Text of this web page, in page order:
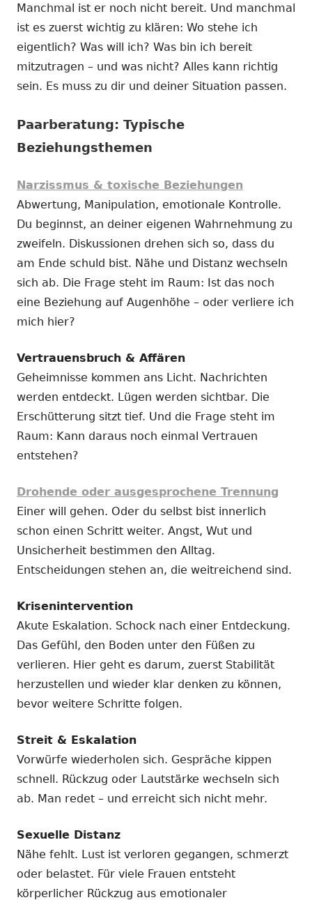
Manchmal ist er noch nicht bereit. Und manchmal
ist es zuerst wichtig zu klären: Wo stehe ich
eigentlich? Was will ich? Was bin ich bereit
mitzutragen – und was nicht? Alles kann richtig
sein. Es muss zu dir und deiner Situation passen.
Paarberatung: Typische
Beziehungsthemen
Narzissmus & toxische Beziehungen
Abwertung, Manipulation, emotionale Kontrolle.
Du beginnst, an deiner eigenen Wahrnehmung zu
zweifeln. Diskussionen drehen sich so, dass du
am Ende schuld bist. Nähe und Distanz wechseln
sich ab. Die Frage steht im Raum: Ist das noch
eine Beziehung auf Augenhöhe – oder verliere ich
mich hier?
Vertrauensbruch & Affären
Geheimnisse kommen ans Licht. Nachrichten
werden entdeckt. Lügen werden sichtbar. Die
Erschütterung sitzt tief. Und die Frage steht im
Raum: Kann daraus noch einmal Vertrauen
entstehen?
Drohende oder ausgesprochene Trennung
Einer will gehen. Oder du selbst bist innerlich
schon einen Schritt weiter. Angst, Wut und
Unsicherheit bestimmen den Alltag.
Entscheidungen stehen an, die weitreichend sind.
Krisenintervention
Akute Eskalation. Schock nach einer Entdeckung.
Das Gefühl, den Boden unter den Füßen zu
verlieren. Hier geht es darum, zuerst Stabilität
herzustellen und wieder klar denken zu können,
bevor weitere Schritte folgen.
Streit & Eskalation
Vorwürfe wiederholen sich. Gespräche kippen
schnell. Rückzug oder Lautstärke wechseln sich
ab. Man redet – und erreicht sich nicht mehr.
Sexuelle Distanz
Nähe fehlt. Lust ist verloren gegangen, schmerzt
oder belastet. Für viele Frauen entsteht
körperlicher Rückzug aus emotionaler